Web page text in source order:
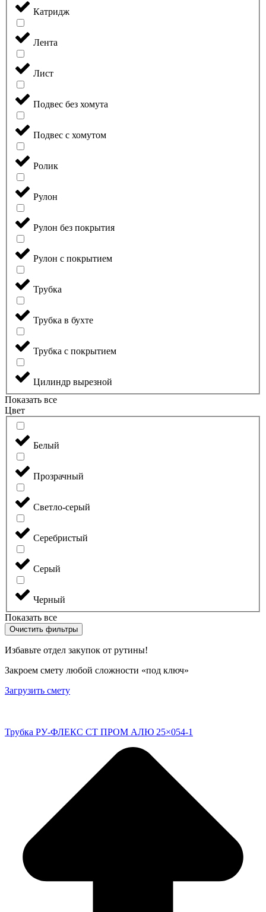
Катридж
Лента
Лист
Подвес без хомута
Подвес с хомутом
Ролик
Рулон
Рулон без покрытия
Рулон с покрытием
Трубка
Трубка в бухте
Трубка с покрытием
Цилиндр вырезной
Показать все
Цвет
Белый
Прозрачный
Светло-серый
Серебристый
Серый
Черный
Показать все
Очистить фильтры
Избавьте отдел закупок от рутины!
Закроем смету любой сложности «под ключ»
Загрузить смету
Трубка РУ-ФЛЕКС СТ ПРОМ АЛЮ 25×054-1